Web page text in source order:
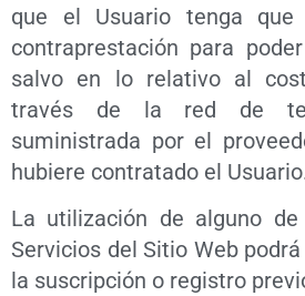
que el Usuario tenga que
contraprestación para
salvo en lo relativo al
través de la red de
suministrada por el
hubiere contratado el
La utilización de alguno
Servicios del Sitio Web
la suscripción o registro